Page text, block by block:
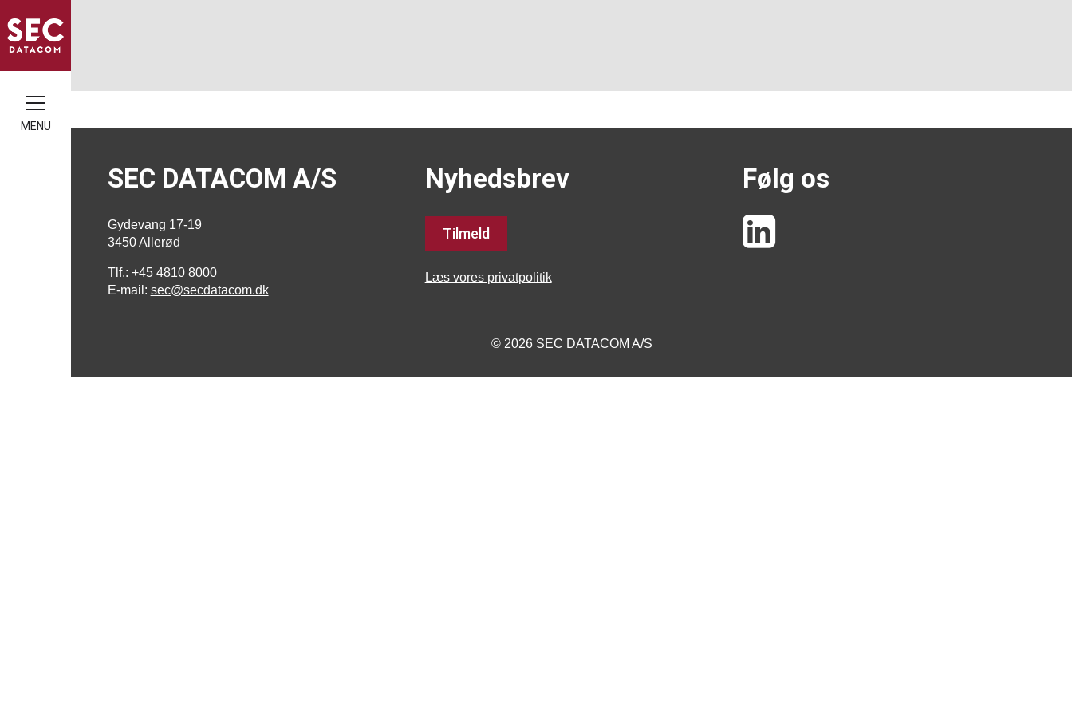
MENU
SEC DATACOM A/S
Gydevang 17-19
3450 Allerød
Tlf.: +45 4810 8000
E-mail: sec@secdatacom.dk
Nyhedsbrev
Tilmeld
Læs vores privatpolitik
Følg os
© 2026 SEC DATACOM A/S